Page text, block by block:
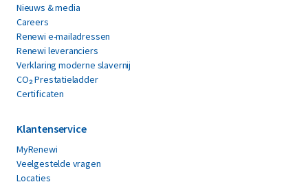
Nieuws & media
Careers
Renewi e-mailadressen
Renewi leveranciers
Verklaring moderne slavernij
CO₂ Prestatieladder
Certificaten
Klantenservice
MyRenewi
Veelgestelde vragen
Locaties